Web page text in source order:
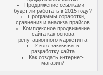
Продвижение ссылками –
будет ли работать в 2015 году?
Программы обработки,
сравнения и анализа прайсов
Комплексное продвижение
сайта как основа
репутационного маркетинга
У кого заказывать
разработку сайта
Как создать интернет-
магазин?